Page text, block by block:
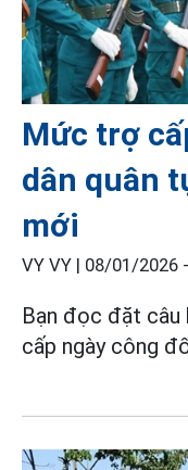
Mức trợ
dân quân
mới
VY VY | 08/01/2026
Bạn đọc đặt
cấp ngày công